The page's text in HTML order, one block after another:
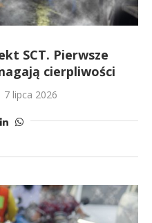
SCT. Pierwsze
cierpliwości
7 lipca 2026